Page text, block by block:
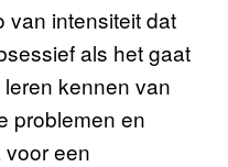
van intensiteit dat
als het gaat
kennen van
problemen en
een